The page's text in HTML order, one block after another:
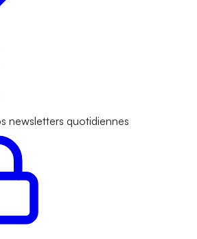
newsletters quotidiennes